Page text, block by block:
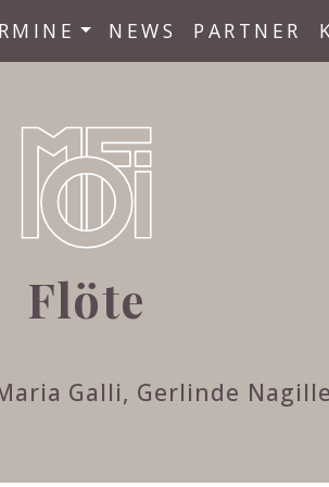
NEWS PARTNER
Flöte
Galli, Gerlinde